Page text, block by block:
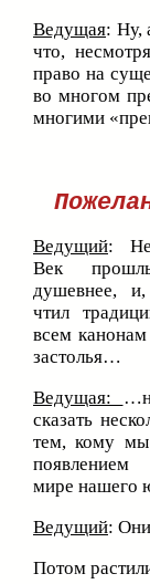
Ведущая: Ну,
что,
право на
во многом
многими
Ведущий:
Век
душевнее, и,
чтил
всем канонам
застолья…
Ведущая:
сказать
тем, кому
мире нашего
Ведущий:
Потом